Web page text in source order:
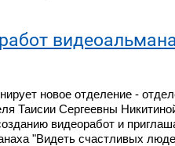
новое отделение -
Таисии Сергеевны
видеоработ и
"Видеть счастливых